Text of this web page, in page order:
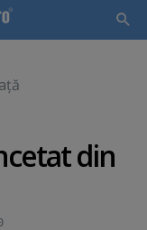
din